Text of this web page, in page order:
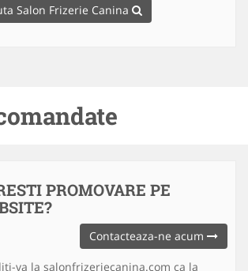
Salon Frizerie Canina
PROMOVARE PE
Contacteaza-ne acum
va la salonfrizeriecanina.com ca la